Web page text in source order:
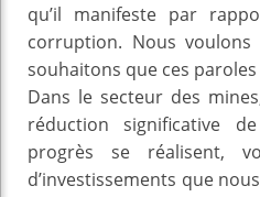
qu’il manifeste par
corruption. Nous
souhaitons que ces
Dans le secteur des
réduction significative
progrès se réalisent,
d’investissements que